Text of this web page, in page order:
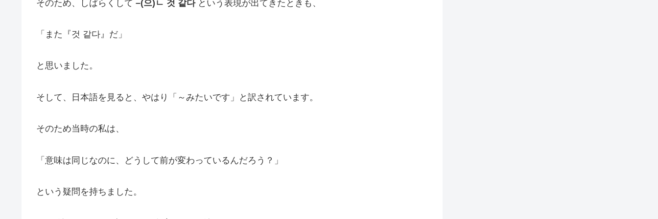
そのため、しばらくして –(으)ㄴ 것 같다という表現が出てきたときも、
「また『것 같다』だ」
と思いました。
そして、日本語を見ると、やはり「～みたいです」と訳されています。
そのため当時の私は、
「意味は同じなのに、どうして前が変わっているんだろう？」
という疑問を持ちました。